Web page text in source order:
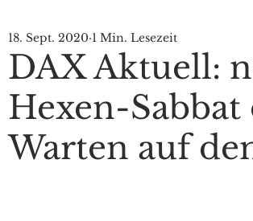
DAX Aktuell:
Hexen-
Warten auf
18. Sept. 2020 1 Min. Lesezeit